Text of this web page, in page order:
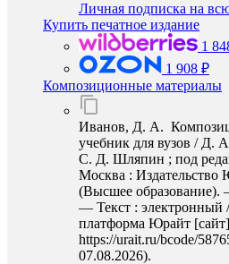
Личная подписка на
Купить печатное издание
1
1 908 ₽
Композиционные материалы
Иванов, Д. А.
учебник для вузов / Д.
С. Д. Шляпин ; под
Москва :
(Высшее образование).
— Текст : электронный
платформа Юрайт
https://urait.ru/bcode/
07.08.2026).